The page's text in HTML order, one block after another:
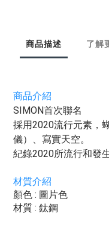
商品描述 了解
商品介紹
SIMON首次聯名
採用2020流行元素，
儀）、寫實天空。
紀錄2020所流行和發
材質介紹
顏色 : 圖片色
材質 : 鈦鋼